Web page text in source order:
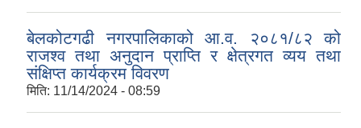
बेलकोटगढी नगरपालिकाको आ.व. २०८१/८२ को
राजश्व तथा अनुदान प्राप्ति र क्षेत्रगत व्यय तथा
संक्षिप्त कार्यक्रम विवरण
मिति: 11/14/2024 - 08:59